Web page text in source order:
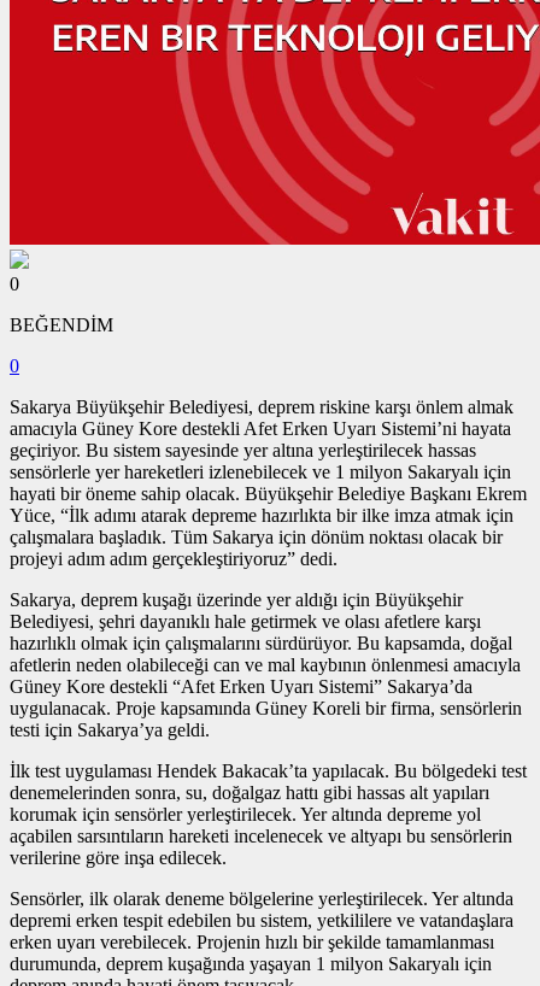
0
BEĞENDİM
0
Sakarya Büyükşehir Belediyesi, deprem riskine karşı önlem almak
amacıyla Güney Kore destekli Afet Erken Uyarı Sistemi’ni hayata
geçiriyor. Bu sistem sayesinde yer altına yerleştirilecek hassas
sensörlerle yer hareketleri izlenebilecek ve 1 milyon Sakaryalı için
hayati bir öneme sahip olacak. Büyükşehir Belediye Başkanı Ekrem
Yüce, “İlk adımı atarak depreme hazırlıkta bir ilke imza atmak için
çalışmalara başladık. Tüm Sakarya için dönüm noktası olacak bir
projeyi adım adım gerçekleştiriyoruz” dedi.
Sakarya, deprem kuşağı üzerinde yer aldığı için Büyükşehir
Belediyesi, şehri dayanıklı hale getirmek ve olası afetlere karşı
hazırlıklı olmak için çalışmalarını sürdürüyor. Bu kapsamda, doğal
afetlerin neden olabileceği can ve mal kaybının önlenmesi amacıyla
Güney Kore destekli “Afet Erken Uyarı Sistemi” Sakarya’da
uygulanacak. Proje kapsamında Güney Koreli bir firma, sensörlerin
testi için Sakarya’ya geldi.
İlk test uygulaması Hendek Bakacak’ta yapılacak. Bu bölgedeki test
denemelerinden sonra, su, doğalgaz hattı gibi hassas alt yapıları
korumak için sensörler yerleştirilecek. Yer altında depreme yol
açabilen sarsıntıların hareketi incelenecek ve altyapı bu sensörlerin
verilerine göre inşa edilecek.
Sensörler, ilk olarak deneme bölgelerine yerleştirilecek. Yer altında
depremi erken tespit edebilen bu sistem, yetkililere ve vatandaşlara
erken uyarı verebilecek. Projenin hızlı bir şekilde tamamlanması
durumunda, deprem kuşağında yaşayan 1 milyon Sakaryalı için